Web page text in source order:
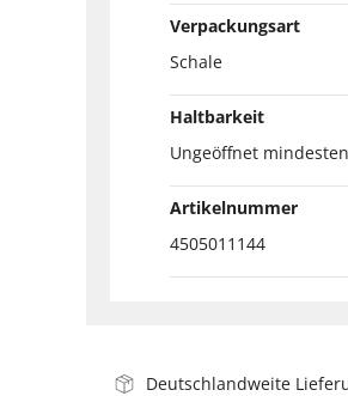
Verpackungsart
Schale
Haltbarkeit
Ungeöffnet
Artikelnummer
4505011144
Deutschlandweite